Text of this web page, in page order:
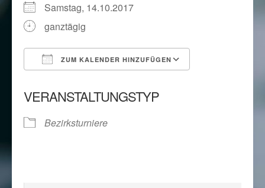
Samstag, 14.10.2017
ganztägig
ZUM KALENDER HINZUFÜGEN
VERANSTALTUNGSTYP
Bezirksturniere